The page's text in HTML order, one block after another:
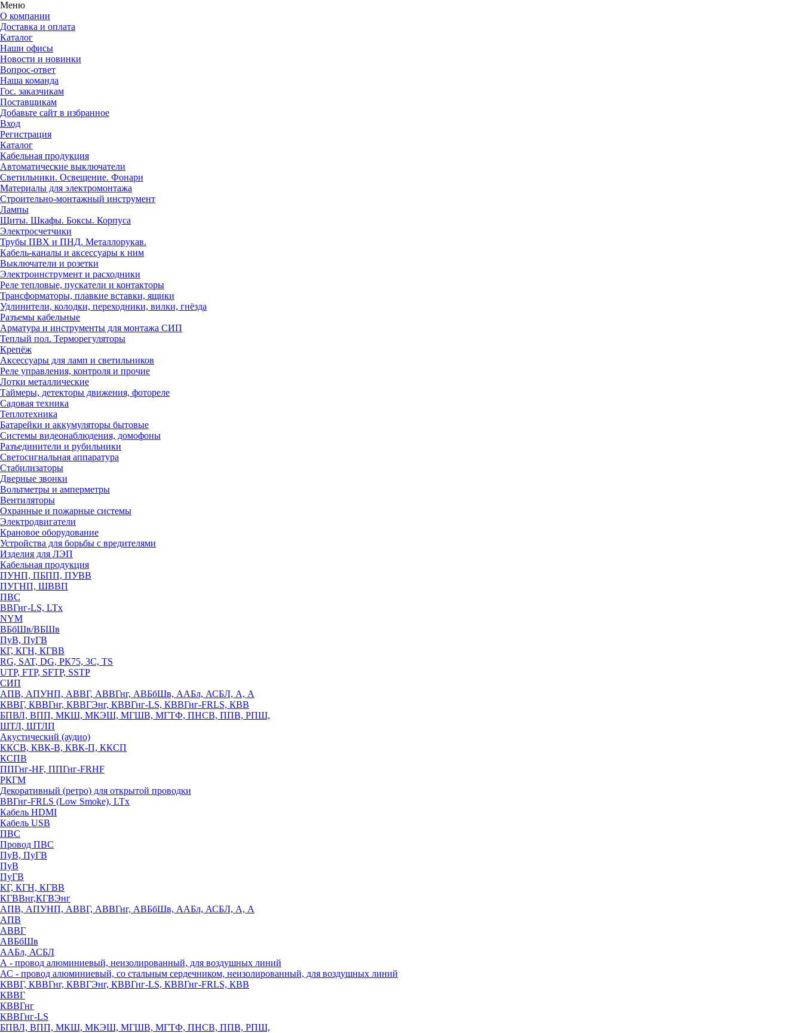
Меню
О компании
Доставка и оплата
Каталог
Наши офисы
Новости и новинки
Вопрос-ответ
Наша команда
Гос. заказчикам
Поставщикам
Добавьте сайт в избранное
Вход
Регистрация
Каталог
Кабельная продукция
Автоматические выключатели
Светильники. Освещение. Фонари
Материалы для электромонтажа
Строительно-монтажный инструмент
Лампы
Щиты. Шкафы. Боксы. Корпуса
Электросчетчики
Трубы ПВХ и ПНД. Металлорукав.
Кабель-каналы и аксессуары к ним
Выключатели и розетки
Электроинструмент и расходники
Реле тепловые, пускатели и контакторы
Трансформаторы, плавкие вставки, ящики
Удлинители, колодки, переходники, вилки, гнёзда
Разъемы кабельные
Арматура и инструменты для монтажа СИП
Теплый пол. Терморегуляторы
Крепёж
Аксессуары для ламп и светильников
Реле управления, контроля и прочие
Лотки металлические
Таймеры, детекторы движения, фотореле
Садовая техника
Теплотехника
Батарейки и аккумуляторы бытовые
Системы видеонаблюдения, домофоны
Разъединители и рубильники
Светосигнальная аппаратура
Стабилизаторы
Дверные звонки
Вольтметры и амперметры
Вентиляторы
Охранные и пожарные системы
Электродвигатели
Крановое оборудование
Устройства для борьбы с вредителями
Изделия для ЛЭП
Кабельная продукция
ПУНП, ПБПП, ПУВВ
ПУГНП, ШВВП
ПВС
ВВГнг-LS, LTx
NYM
ВБбШв/ВБШв
ПуВ, ПуГВ
КГ, КГН, КГВВ
RG, SAT, DG, РК75, 3С, TS
UTP, FTP, SFTP, SSTP
СИП
АПВ, АПУНП, АВВГ, АВВГнг, АВБбШв, ААБл, АСБЛ, А, А
КВВГ, КВВГнг, КВВГЭнг, КВВГнг-LS, КВВГнг-FRLS, КВВ
БПВЛ, ВПП, МКШ, МКЭШ, МГШВ, МГТФ, ПНСВ, ППВ, РПШ,
ШТЛ, ШТЛП
Акустический (аудио)
ККСВ, КВК-В, КВК-П, ККСП
КСПВ
ППГнг-HF, ППГнг-FRHF
РКГМ
Декоративный (ретро) для открытой проводки
ВВГнг-FRLS (Low Smoke), LTx
Кабель HDMI
Кабель USB
ПВС
Провод ПВС
ПуВ, ПуГВ
ПуВ
ПуГВ
КГ, КГН, КГВВ
КГВВнг,КГВЭнг
АПВ, АПУНП, АВВГ, АВВГнг, АВБбШв, ААБл, АСБЛ, А, А
АПВ
АВВГ
АВБбШв
ААБл, АСБЛ
А - провод алюминиевый, неизолированный, для воздушных линий
АС - провод алюминиевый, со стальным сердечником, неизолированный, для воздушных линий
КВВГ, КВВГнг, КВВГЭнг, КВВГнг-LS, КВВГнг-FRLS, КВВ
КВВГ
КВВГнг
КВВГнг-LS
БПВЛ, ВПП, МКШ, МКЭШ, МГШВ, МГТФ, ПНСВ, ППВ, РПШ,